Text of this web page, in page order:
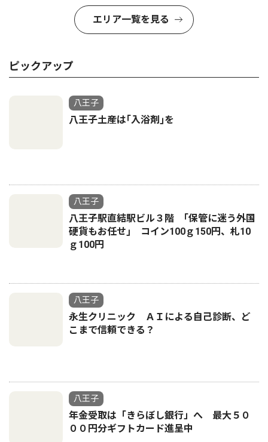
エリア一覧を見る
ピックアップ
八王子
八王子土産は｢入浴剤｣を
八王子
八王子駅直結駅ビル３階 ｢保管に迷う外国
硬貨もお任せ｣ コイン100ｇ150円、札10
ｇ100円
八王子
永生クリニック ＡＩによる自己診断、ど
こまで信頼できる？
八王子
年金受取は「きらぼし銀行」へ 最大５０
００円分ギフトカード進呈中